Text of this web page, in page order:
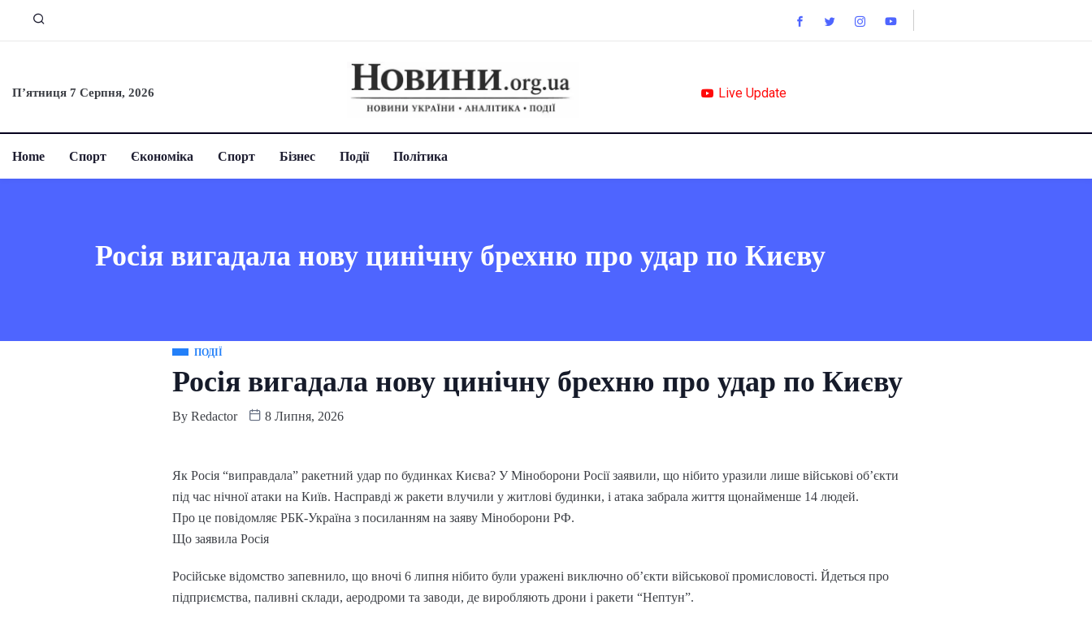
П’ятниця 7 Серпня, 2026 Live Update
Home Спорт Єкономіка Спорт Бізнес Події Політика
Росія вигадала нову цинічну брехню про удар по Києву
ПОДІЇ
Росія вигадала нову цинічну брехню про удар по Києву
By Redactor 8 Липня, 2026
Як Росія “виправдала” ракетний удар по будинках Києва? У Міноборони Росії заявили, що нібито уразили лише військові об’єкти
під час нічної атаки на Київ. Насправді ж ракети влучили у житлові будинки, і атака забрала життя щонайменше 14 людей.
Про це повідомляє РБК-Україна з посиланням на заяву Міноборони РФ.
Що заявила Росія
Російське відомство запевнило, що вночі 6 липня нібито були уражені виключно об’єкти військової промисловості. Йдеться про
підприємства, паливні склади, аеродроми та заводи, де виробляють дрони і ракети “Нептун”.